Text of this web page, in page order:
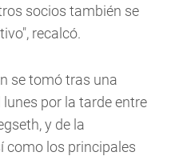
socios también se
recalcó.
se tomó tras una
por la tarde entre
y de la
como los principales